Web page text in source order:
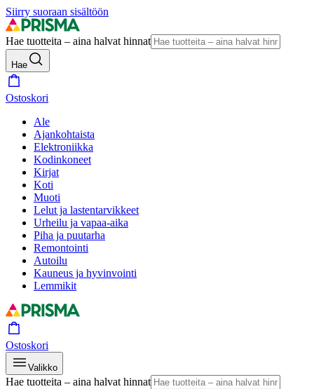
Siirry suoraan sisältöön
Hae tuotteita – aina halvat hinnat
Hae
Ostoskori
Ale
Ajankohtaista
Elektroniikka
Kodinkoneet
Kirjat
Koti
Muoti
Lelut ja lastentarvikkeet
Urheilu ja vapaa-aika
Piha ja puutarha
Remontointi
Autoilu
Kauneus ja hyvinvointi
Lemmikit
Ostoskori
Valikko
Hae tuotteita – aina halvat hinnat